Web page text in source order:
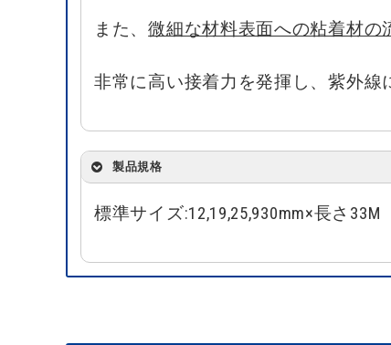
また、微細な材料表面への粘着材の
非常に高い接着力を発揮し、紫外
製品規格
標準サイズ:12,19,25,930mm×長さ33M